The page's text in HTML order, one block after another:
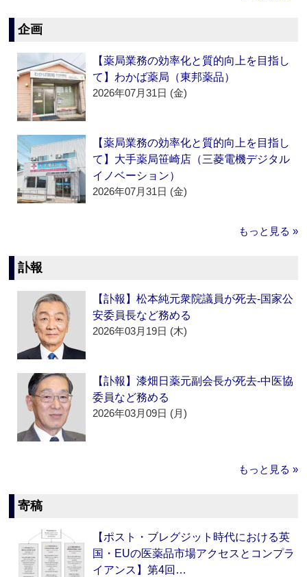
企画
【薬局業務の効率化と質的向上を目指し
て】わかば薬局（東邦薬品）
2026年07月31日 (金)
【薬局業務の効率化と質的向上を目指し
て】大手薬局笹崎店（三菱電機デジタル
イノベーション）
2026年07月31日 (金)
もっと見る »
訃報
【訃報】松本純元衆院議員が死去‐国家公
安委員長など務める
2026年03月19日 (木)
【訃報】漆畑日薬元副会長が死去‐中医協
委員など務める
2026年03月09日 (月)
もっと見る »
寄稿
【ポスト・ブレグジット時代における英
国・EUの医薬品市場アクセスとコンプラ
イアンス】第4回…